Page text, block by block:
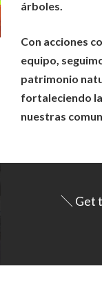
árboles.
Con acciones
equipo,
patrimonio
fortaleciendo
nuestras
＼ Get